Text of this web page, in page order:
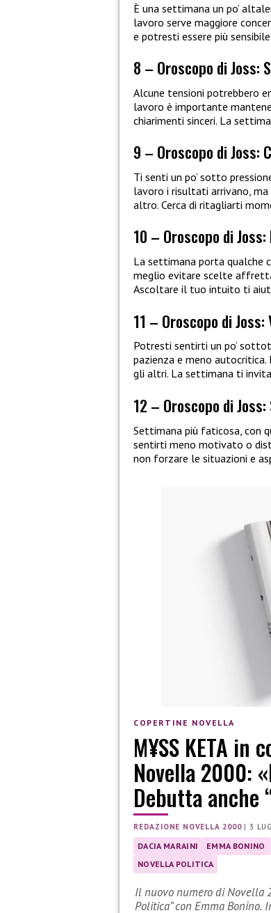
È una settimana un po’
lavoro serve maggiore
e potresti essere più
8 – Oroscopo di Joss:
Alcune tensioni potrebbero
lavoro è importante
chiarimenti sinceri. La
9 – Oroscopo di Joss:
Ti senti un po’ sotto
lavoro i risultati arrivano,
altro. Cerca di ritagliarti
10 – Oroscopo di
La settimana porta qualche
meglio evitare scelte
Ascoltare il tuo intuito ti
11 – Oroscopo di Joss:
Potresti sentirti un po’
pazienza e meno
gli altri. La settimana ti
12 – Oroscopo di
Settimana più faticosa, con
sentirti meno motivato o
non forzare le situazioni e
COPERTINE NOVELLA
M¥SS KETA in
Novella 2000:
Debutta anche
REDAZIONE NOVELLA 2000|3
DACIA MARAINI EMMA BONINO
NOVELLA POLITICA
Il nuovo numero di Novella
Politica” con Emma Bonino.